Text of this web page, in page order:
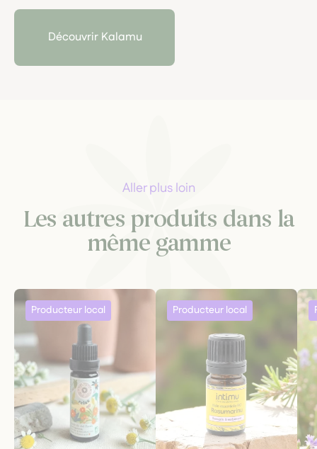
l'environnement. Chaque formulation est conçue pour
nourrir et protéger la peau, tout en mettant en avant
Découvrir Kalamu
Aller plus loin
Les autres produits dans la
même gamme